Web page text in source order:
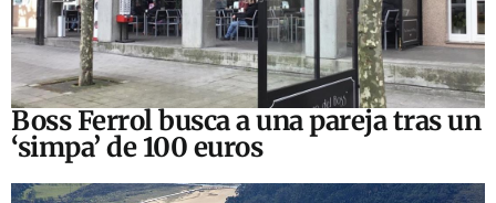
Boss Ferrol busca a una pareja tras un
‘simpa’ de 100 euros